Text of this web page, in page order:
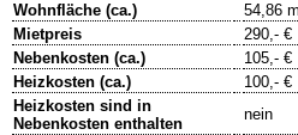
Wohnfläche (ca.)
54,86
Mietpreis
290,- €
Nebenkosten (ca.)
105,- €
Heizkosten (ca.)
100,- €
Heizkosten sind in
Nebenkosten enthalten
nein